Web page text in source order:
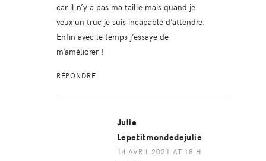
car il n’y a pas ma taille mais quand je
veux un truc je suis incapable d’attendre.
Enfin avec le temps j’essaye de
m’améliorer !
RÉPONDRE
Julie
Lepetitmondedejulie
14 AVRIL 2021 AT 18 H